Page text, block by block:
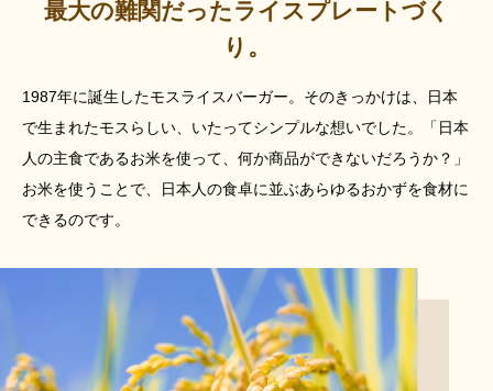
最大の難関だったライスプレートづく
り。
1987年に誕生したモスライスバーガー。 そのきっかけは、日本
で生まれたモスらしい、 いたってシンプルな想いでした。
「日本
人の主食であるお米を使って、 何か商品ができないだろうか？」
お米を使うことで、日本人の食卓に並ぶあらゆるおかずを食材に
できるのです。